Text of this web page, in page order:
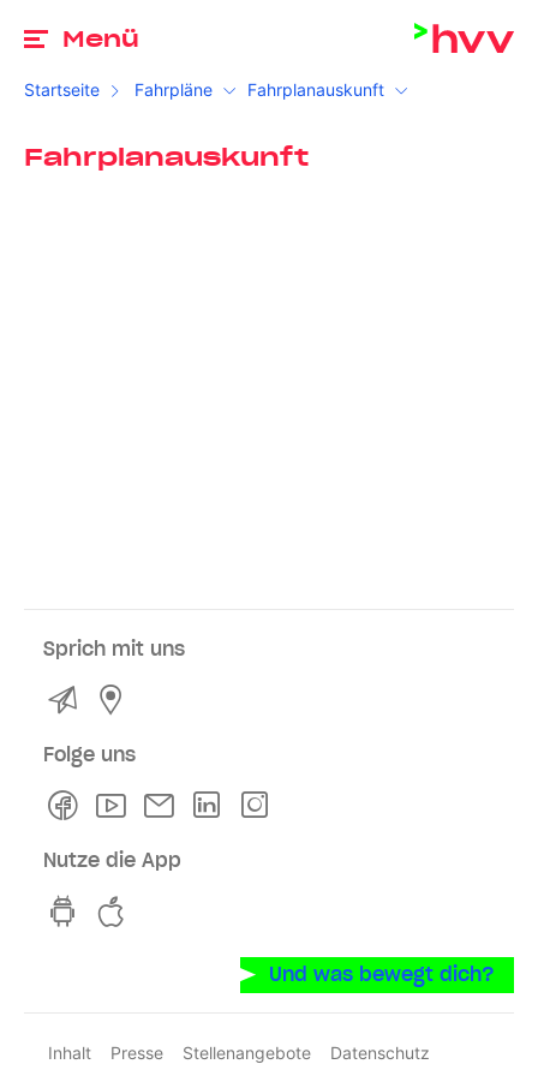
Menü
Startseite Fahrpläne Fahrplanauskunft
Fahrplanauskunft
Sprich mit uns
Kontakt
Folge uns
FacebookYoutubeNewsletterLinkedln
Nutze die App
hvv switch App auf GooglePlay
Und was bewegt dich?
Inhalt Presse Stellenangebote
Datenschutz